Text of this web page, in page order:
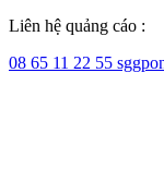
Liên hệ quảng cáo :
08 65 11 22 55